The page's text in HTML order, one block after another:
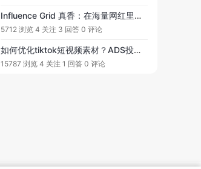
Influence Grid 真香：在海量网红里快速锁定合适合作对象
5712 浏览 4 关注 3 回答 0 评论
如何优化tiktok短视频素材？ADS投流想投的好，核心看3点，1是产品，2是素材，3是人群。但考虑人群多通投，且产品是固定的。 所以核心还是看素材。
15787 浏览 4 关注 1 回答 0 评论